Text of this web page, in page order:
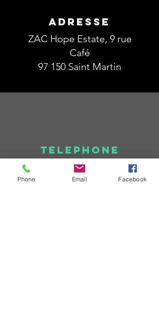
ADRESSE
ZAC Hope Estate, 9 rue
Café
97 150 Saint Martin
TELEPHONE
+590 690 77 55 00
Phone Email Facebook